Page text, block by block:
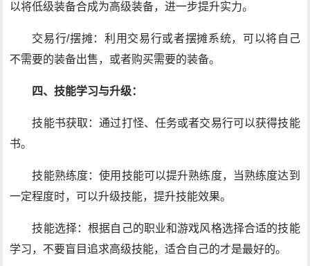
以将低级装备合成为高级装备，进一步提升实力。
交易行/摆摊：利用交易行或者摆摊系统，可以将自己
不需要的装备出售，或者购买需要的装备。
四、技能学习与升级：
技能书获取：通过打怪、任务或者交易行可以获得技能
书。
技能熟练度：使用技能可以提升熟练度，当熟练度达到
一定程度时，可以升级技能，提升技能效果。
技能选择：根据自己的职业和游戏风格选择合适的技能
学习，不要盲目追求高级技能，适合自己的才是最好的。